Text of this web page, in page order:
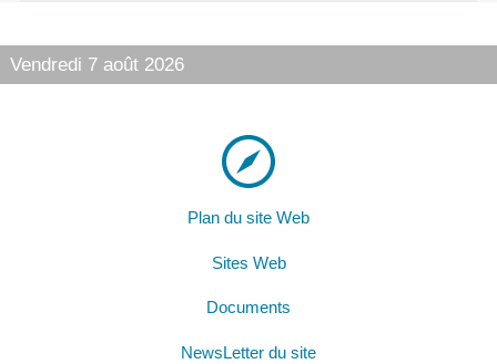
Vendredi 7 août 2026
Plan du site Web
Sites Web
Documents
NewsLetter du site